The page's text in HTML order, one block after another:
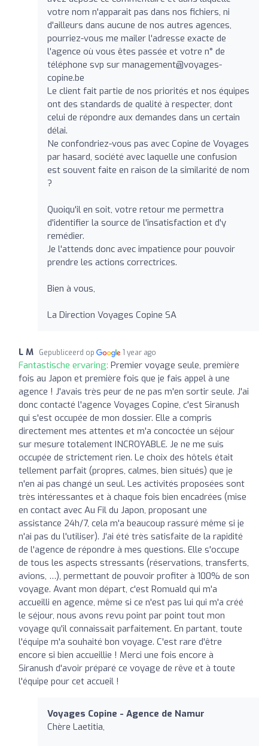
votre nom n'apparait pas dans nos fichiers, ni
d'ailleurs dans aucune de nos autres agences,
pourriez-vous me mailer l'adresse exacte de
l'agence où vous êtes passée et votre n° de
téléphone svp sur management@voyages-
copine.be
Le client fait partie de nos priorités et nos équipes
ont des standards de qualité à respecter, dont
celui de répondre aux demandes dans un certain
délai.
Ne confondriez-vous pas avec Copine de Voyages
par hasard, société avec laquelle une confusion
est souvent faite en raison de la similarité de nom
?
Quoiqu'il en soit, votre retour me permettra
d'identifier la source de l'insatisfaction et d'y
remédier.
Je l'attends donc avec impatience pour pouvoir
prendre les actions correctrices.
Bien à vous,
La Direction Voyages Copine SA
L M Gepubliceerd op 1 year ago
Fantastische ervaring: Premier voyage seule, première
fois au Japon et première fois que je fais appel à une
agence ! J'avais très peur de ne pas m'en sortir seule. J'ai
donc contacté l'agence Voyages Copine, c'est Siranush
qui s'est occupée de mon dossier. Elle a compris
directement mes attentes et m'a concoctée un séjour
sur mesure totalement INCROYABLE. Je ne me suis
occupée de strictement rien. Le choix des hôtels était
tellement parfait (propres, calmes, bien situés) que je
n'en ai pas changé un seul. Les activités proposées sont
très intéressantes et à chaque fois bien encadrées (mise
en contact avec Au Fil du Japon, proposant une
assistance 24h/7, cela m'a beaucoup rassuré même si je
n'ai pas du l'utiliser). J'ai été très satisfaite de la rapidité
de l'agence de répondre à mes questions. Elle s'occupe
de tous les aspects stressants (réservations, transferts,
avions, …), permettant de pouvoir profiter à 100% de son
voyage. Avant mon départ, c'est Romuald qui m'a
accueilli en agence, même si ce n'est pas lui qui m'a créé
le séjour, nous avons revu point par point tout mon
voyage qu'il connaissait parfaitement. En partant, toute
l'équipe m'a souhaité bon voyage. C'est rare d'être
encore si bien accueillie ! Merci une fois encore à
Siranush d'avoir préparé ce voyage de rêve et à toute
l'équipe pour cet accueil !
Voyages Copine - Agence de Namur
Chère Laetitia,